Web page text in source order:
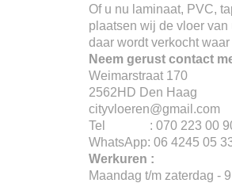
Of u nu laminaat, PVC,
plaatsen wij de vloer
daar wordt verkocht
Neem gerust contact
Weimarstraat 170
2562HD Den Haag
cityvloeren@gmail.com
Tel : 070 223 00
WhatsApp: 06 4245 05
Werkuren :
Maandag t/m zaterdag -